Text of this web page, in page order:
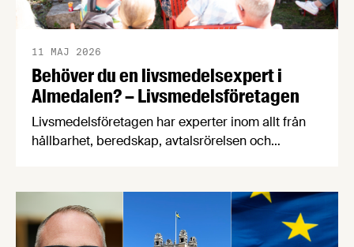
Behöver du en livsmedelsexpert i
Almedalen? – Livsmedelsföretagen
11 MAJ 2026
Livsmedelsföretagen har experter inom allt från
hållbarhet, beredskap, avtalsrörelsen och
är på plats i Almedalen i år. Så tveka inte att höra
av dig om du vill få in fakta, kunskap och
debattglädje i ditt panelsamtal eller seminarium!